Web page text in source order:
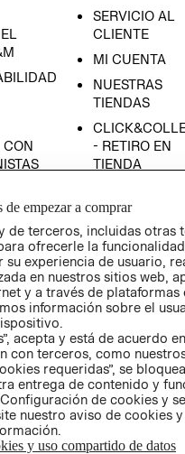
CON
SERVICIO AL
CLIENTE
MI CUENTA
NUESTRAS
TIENDAS
- RETIRO EN
TIENDA
CONDICIONES
AVISO DE
PRIVACIDAD
GIFT CARD
AVISO DE
de empezar a comprar
de terceros, incluidas otras
ofrecerle la
experiencia de usuario,
en nuestros sitios web,
y a través de plataformas
información sobre el
acepta y está de acuerdo
con terceros, como
requeridas”, se
entrega de contenido y
de cookies y
nuestro aviso de cookies
y uso compartido de datos